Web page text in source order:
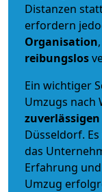
Distanzen
erfordern
Organisation
reibungslos
Ein wichtiger
Umzugs nach
zuverlässigen
Düsseldorf.
das
Erfahrung
Umzug